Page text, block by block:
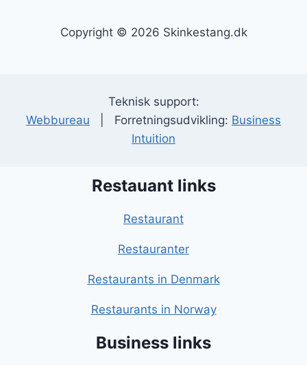
Copyright © 2026 Skinkestang.dk
Teknisk support:
Webbureau | Forretningsudvikling: Business
Intuition
Restauant links
Restaurant
Restauranter
Restaurants in Denmark
Restaurants in Norway
Business links